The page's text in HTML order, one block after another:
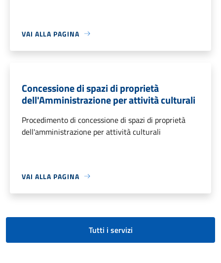
VAI ALLA PAGINA
Concessione di spazi di proprietà
dell'Amministrazione per attività culturali
Procedimento di concessione di spazi di proprietà
dell'amministrazione per attività culturali
VAI ALLA PAGINA
Tutti i servizi